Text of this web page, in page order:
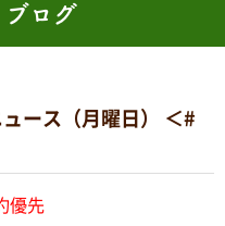
ブログ
ス（月曜日） ＜#
優先